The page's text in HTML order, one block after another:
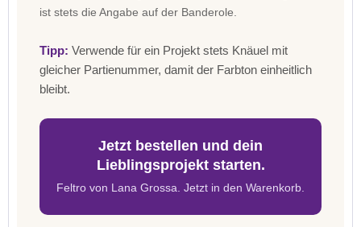
ist stets die Angabe auf der Banderole.
Tipp: Verwende für ein Projekt stets Knäuel mit
gleicher Partienummer, damit der Farbton einheitlich
bleibt.
Jetzt bestellen und dein
Lieblingsprojekt starten.
Feltro von Lana Grossa. Jetzt in den Warenkorb.